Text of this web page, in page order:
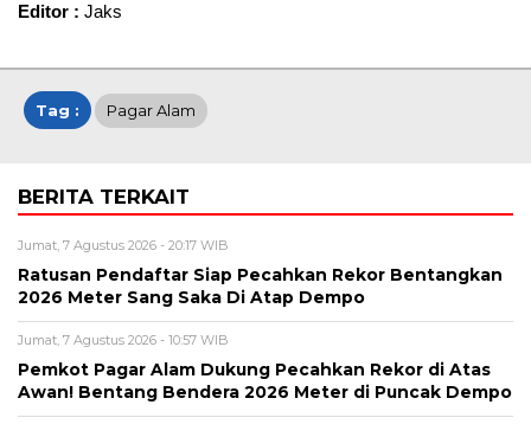
Editor : Jaks
Tag : Pagar Alam
BERITA TERKAIT
Jumat, 7 Agustus 2026 - 20:17 WIB
Ratusan Pendaftar Siap Pecahkan Rekor Bentangkan
2026 Meter Sang Saka Di Atap Dempo
Jumat, 7 Agustus 2026 - 10:57 WIB
Pemkot Pagar Alam Dukung Pecahkan Rekor di Atas
Awan! Bentang Bendera 2026 Meter di Puncak Dempo